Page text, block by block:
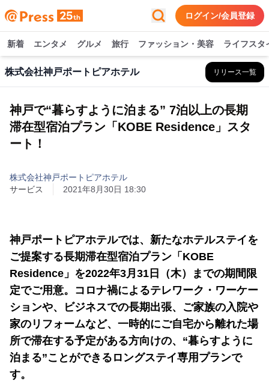
ログイン/会員登録
新着 エンタメ グルメ 旅行 ファッション・美容 ライフスタ
株式会社神戸ポートピアホテル リリース一覧
神戸で“暮らすように泊まる” 7泊以上の長期
滞在型宿泊プラン「KOBE Residence」スタ
ート！
株式会社神戸ポートピアホテル
サービス
2021年8月30日 18:30
神戸ポートピアホテルでは、新たなホテルステイを
ご提案する長期滞在型宿泊プラン「KOBE
Residence」を2022年3月31日（木）までの期間限
定でご用意。コロナ禍によるテレワーク・ワーケー
ションや、ビジネスでの長期出張、ご家族の入院や
家のリフォームなど、一時的にご自宅から離れた場
所で滞在する予定がある方向けの、“暮らすように
泊まる”ことができるロングステイ専用プランで
す。